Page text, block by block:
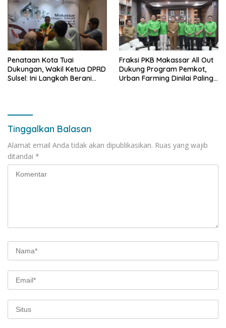
Penataan Kota Tuai
Dukungan, Wakil Ketua DPRD
Sulsel: Ini Langkah Berani
Fraksi PKB Makassar All Out
Dukung Program Pemkot,
Urban Farming Dinilai Paling
Tinggalkan Balasan
Alamat email Anda tidak akan dipublikasikan. Ruas yang wajib
ditandai *